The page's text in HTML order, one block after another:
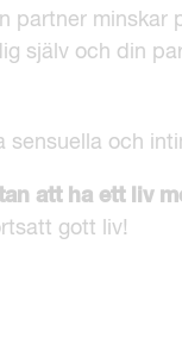
partner minskar
själv och din
och
att ha ett liv
gott liv!